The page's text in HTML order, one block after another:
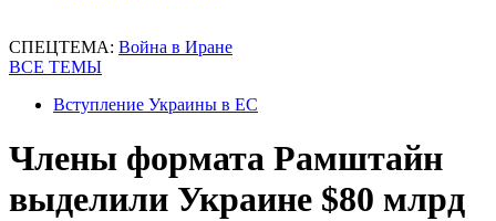
СПЕЦТЕМА: Война в Иране
ВСЕ ТЕМЫ
Вступление Украины в ЕС
Члены формата Рамштайн
выделили Украине $80 млрд